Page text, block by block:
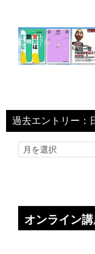
過去エントリー：
オンライン